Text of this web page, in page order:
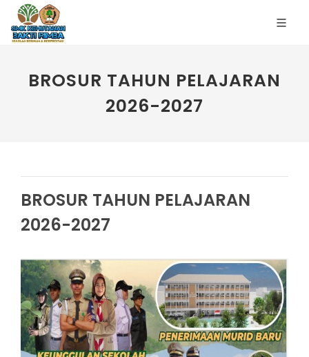
BROSUR TAHUN PELAJARAN
2026-2027
BROSUR TAHUN PELAJARAN
2026-2027